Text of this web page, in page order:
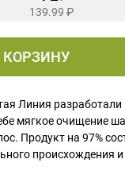
139.99 ₽
КОРЗИНУ
Линия
мягкое очищение
Продукт на 97%
происхождения